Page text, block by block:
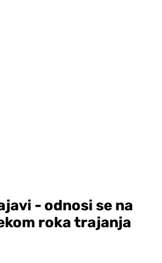
- odnosi se na
roka trajanja